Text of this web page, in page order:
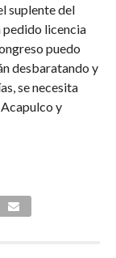
suplente del
pedido licencia
puedo
desbaratando y
se necesita
y